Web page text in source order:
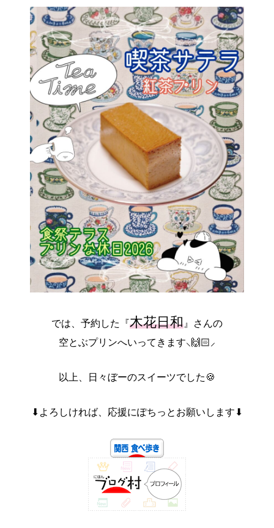
では、予約した『木花日和 』さんの
空とぶプリンへいってきます⸜🙌🏻⸝‍
以上、日々ぼーのスイーツでした🍪
⬇よろしければ、応援にぽちっとお願いします⬇